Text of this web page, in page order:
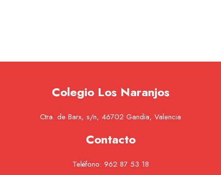
Colegio Los Naranjos
Ctra. de Barx, s/n, 46702 Gandia, Valencia
Contacto
Teléfono: 962 87 53 18